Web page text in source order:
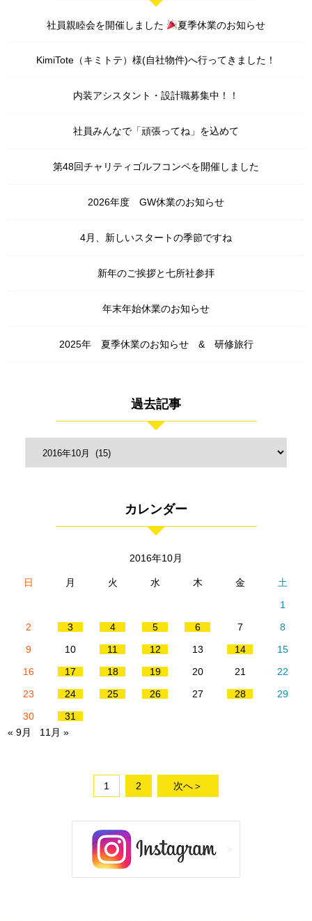
社員親睦会を開催しました 夏季休業のお知らせ
KimiTote（キミトテ）様(自社物件)へ行ってきました！
内装アシスタント・設計職募集中！！
社員みんなで「頑張ってね」を込めて
第48回チャリティゴルフコンペを開催しました
2026年度 GW休業のお知らせ
4月、新しいスタートの季節ですね
新年のご挨拶と七所社参拝
年末年始休業のお知らせ
2025年 夏季休業のお知らせ & 研修旅行
過去記事
カレンダー
2016年10月
日 月 火 水 木 金
土
1
2
3 4 5 6 7
8
9
10 11 12 13 14
15
16
17 18 19 20 21
22
23
24 25 26 27 28
29
30
31
« 9月
11月 »
1 2 次へ＞